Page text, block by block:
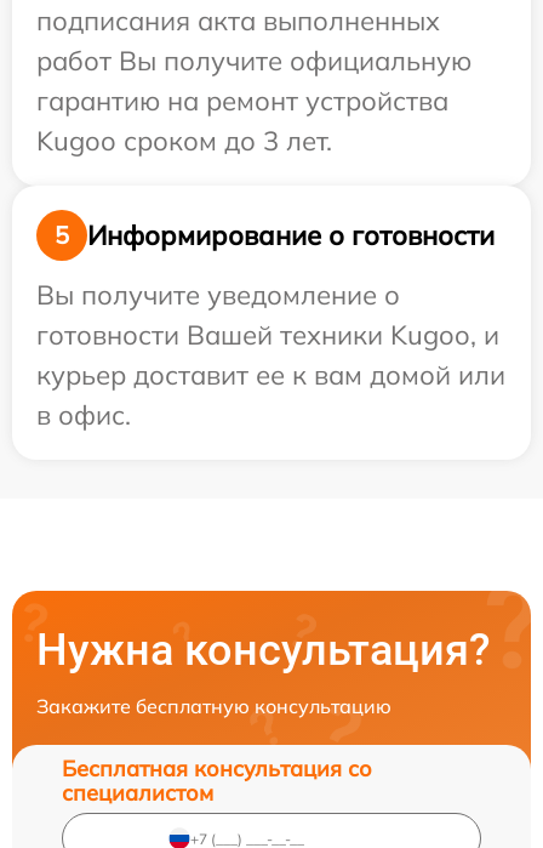
подписания акта выполненных
работ Вы получите официальную
гарантию на ремонт устройства
Kugoo сроком до 3 лет.
5
Информирование о готовности
Вы получите уведомление о
готовности Вашей техники Kugoo, и
курьер доставит ее к вам домой или
в офис.
Нужна консультация?
Закажите бесплатную консультацию
Бесплатная консультация со
специалистом